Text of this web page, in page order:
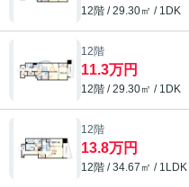
12階 / 29.30㎡ / 1DK
12階
11.3万円
12階 / 29.30㎡ / 1DK
12階
13.8万円
12階 / 34.67㎡ / 1LDK